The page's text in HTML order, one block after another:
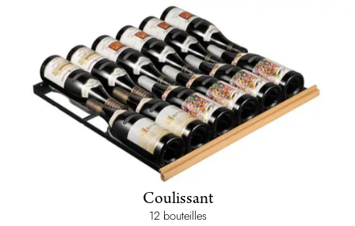
Coulissant
12 bouteilles